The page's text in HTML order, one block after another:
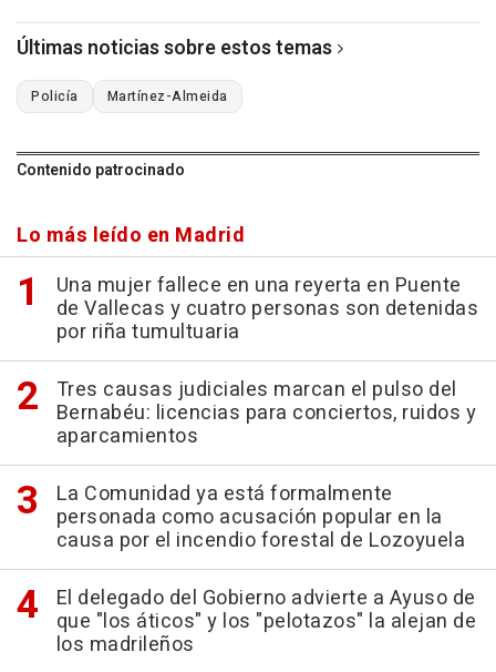
Últimas noticias sobre estos temas
Policía Martínez-Almeida
Contenido patrocinado
Lo más leído en Madrid
Una mujer fallece en una reyerta en Puente
de Vallecas y cuatro personas son detenidas
por riña tumultuaria
Tres causas judiciales marcan el pulso del
Bernabéu: licencias para conciertos, ruidos y
aparcamientos
La Comunidad ya está formalmente
personada como acusación popular en la
causa por el incendio forestal de Lozoyuela
El delegado del Gobierno advierte a Ayuso de
que "los áticos" y los "pelotazos" la alejan de
los madrileños